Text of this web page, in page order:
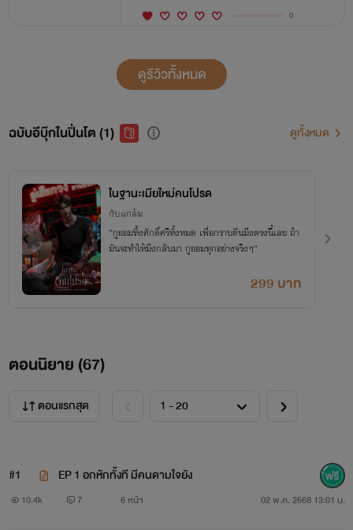
0
ดูรีวิวทั้งหมด
ฉบับอีบุ๊กในปิ่นโต (1) ดูทั้งหมด
ในฐานะเมียใหม่คนโปรด
กับแกล้ม
“กูยอมทิ้งศักดิ์ศรีทั้งหมด เพื่อกราบตีนมึงตรงนี้เลย ถ้า
มันจะทำให้มึงกลับมา กูยอมทุกอย่างจริงๆ”
299 บาท
ตอนนิยาย (67)
ตอนแรกสุด
#1 EP 1 อกหักทั้งที มีคนดามใจยัง
10.4k 7 6 หน้า 02 พ.ค. 2568 13:01 น.